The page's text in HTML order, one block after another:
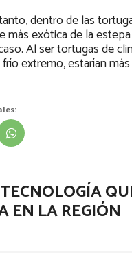
dentro de las
más exótica de la
Al ser tortugas de
extremo, estarían
EN LA REGIÓN